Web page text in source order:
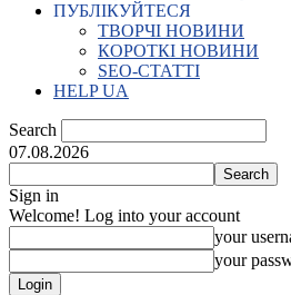
ПУБЛІКУЙТЕСЯ
ТВОРЧІ НОВИНИ
КОРОТКІ НОВИНИ
SEO-СТАТТІ
HELP UA
Search
07.08.2026
Sign in
Welcome! Log into your account
your
your